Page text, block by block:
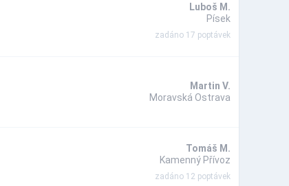
Luboš M.
Písek
zadáno 17 poptávek
Martin V.
Moravská Ostrava
Tomáš M.
Kamenný Přívoz
zadáno 12 poptávek